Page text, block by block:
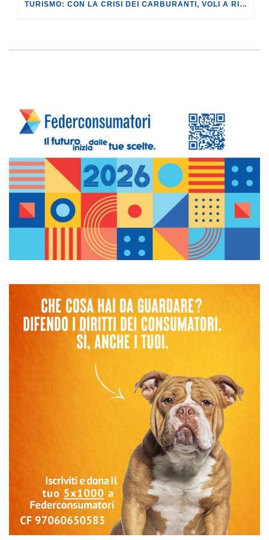
TURISMO: CON LA CRISI DEI CARBURANTI, VOLI A RISCHIO CANCELLAZIONE O RINCARO.